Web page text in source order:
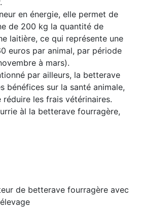
en énergie, elle permet de
de 200 kg la quantité de
laitière, ce qui représente une
euros par animal, par période
à mars).
par ailleurs, la betterave
bénéfices sur la santé animale,
les frais vétérinaires.